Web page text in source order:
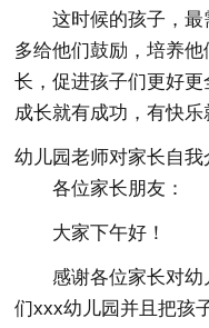
这时候的孩子，最
多给他们鼓励，培养
长，促进孩子们更好
成长就有成功，有快乐
幼儿园老师对家长自我
各位家长朋友：
大家下午好！
感谢各位家长对
们xxx幼儿园并且把孩